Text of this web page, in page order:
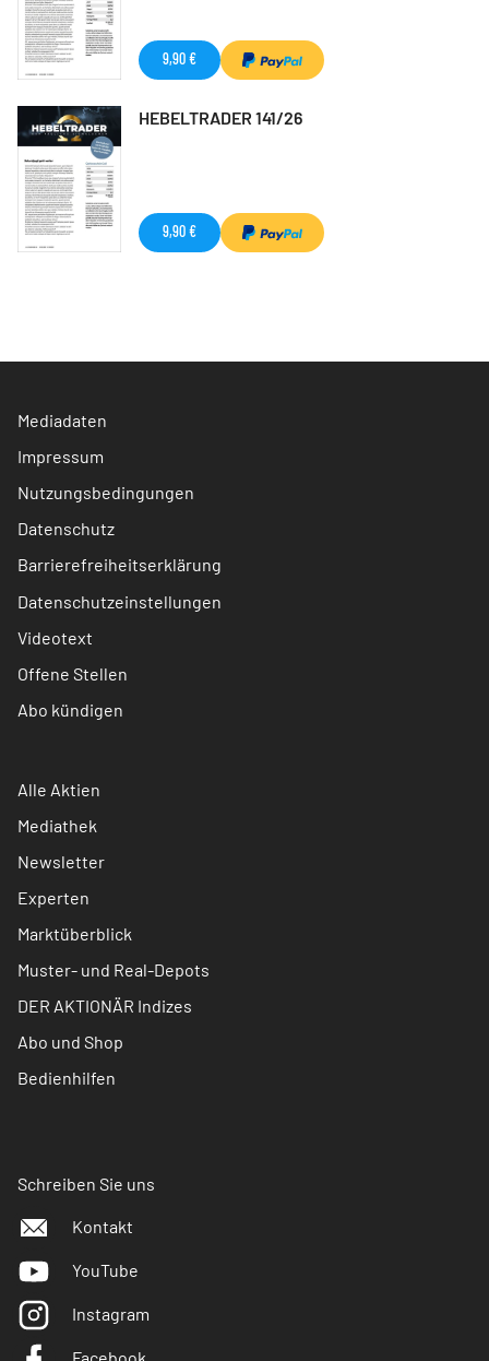
9,90 €
HEBELTRADER 141/26
9,90 €
Mediadaten
Impressum
Nutzungsbedingungen
Datenschutz
Barrierefreiheitserklärung
Datenschutzeinstellungen
Videotext
Offene Stellen
Abo kündigen
Alle Aktien
Mediathek
Newsletter
Experten
Marktüberblick
Muster- und Real-Depots
DER AKTIONÄR Indizes
Abo und Shop
Bedienhilfen
Schreiben Sie uns
Kontakt
YouTube
Instagram